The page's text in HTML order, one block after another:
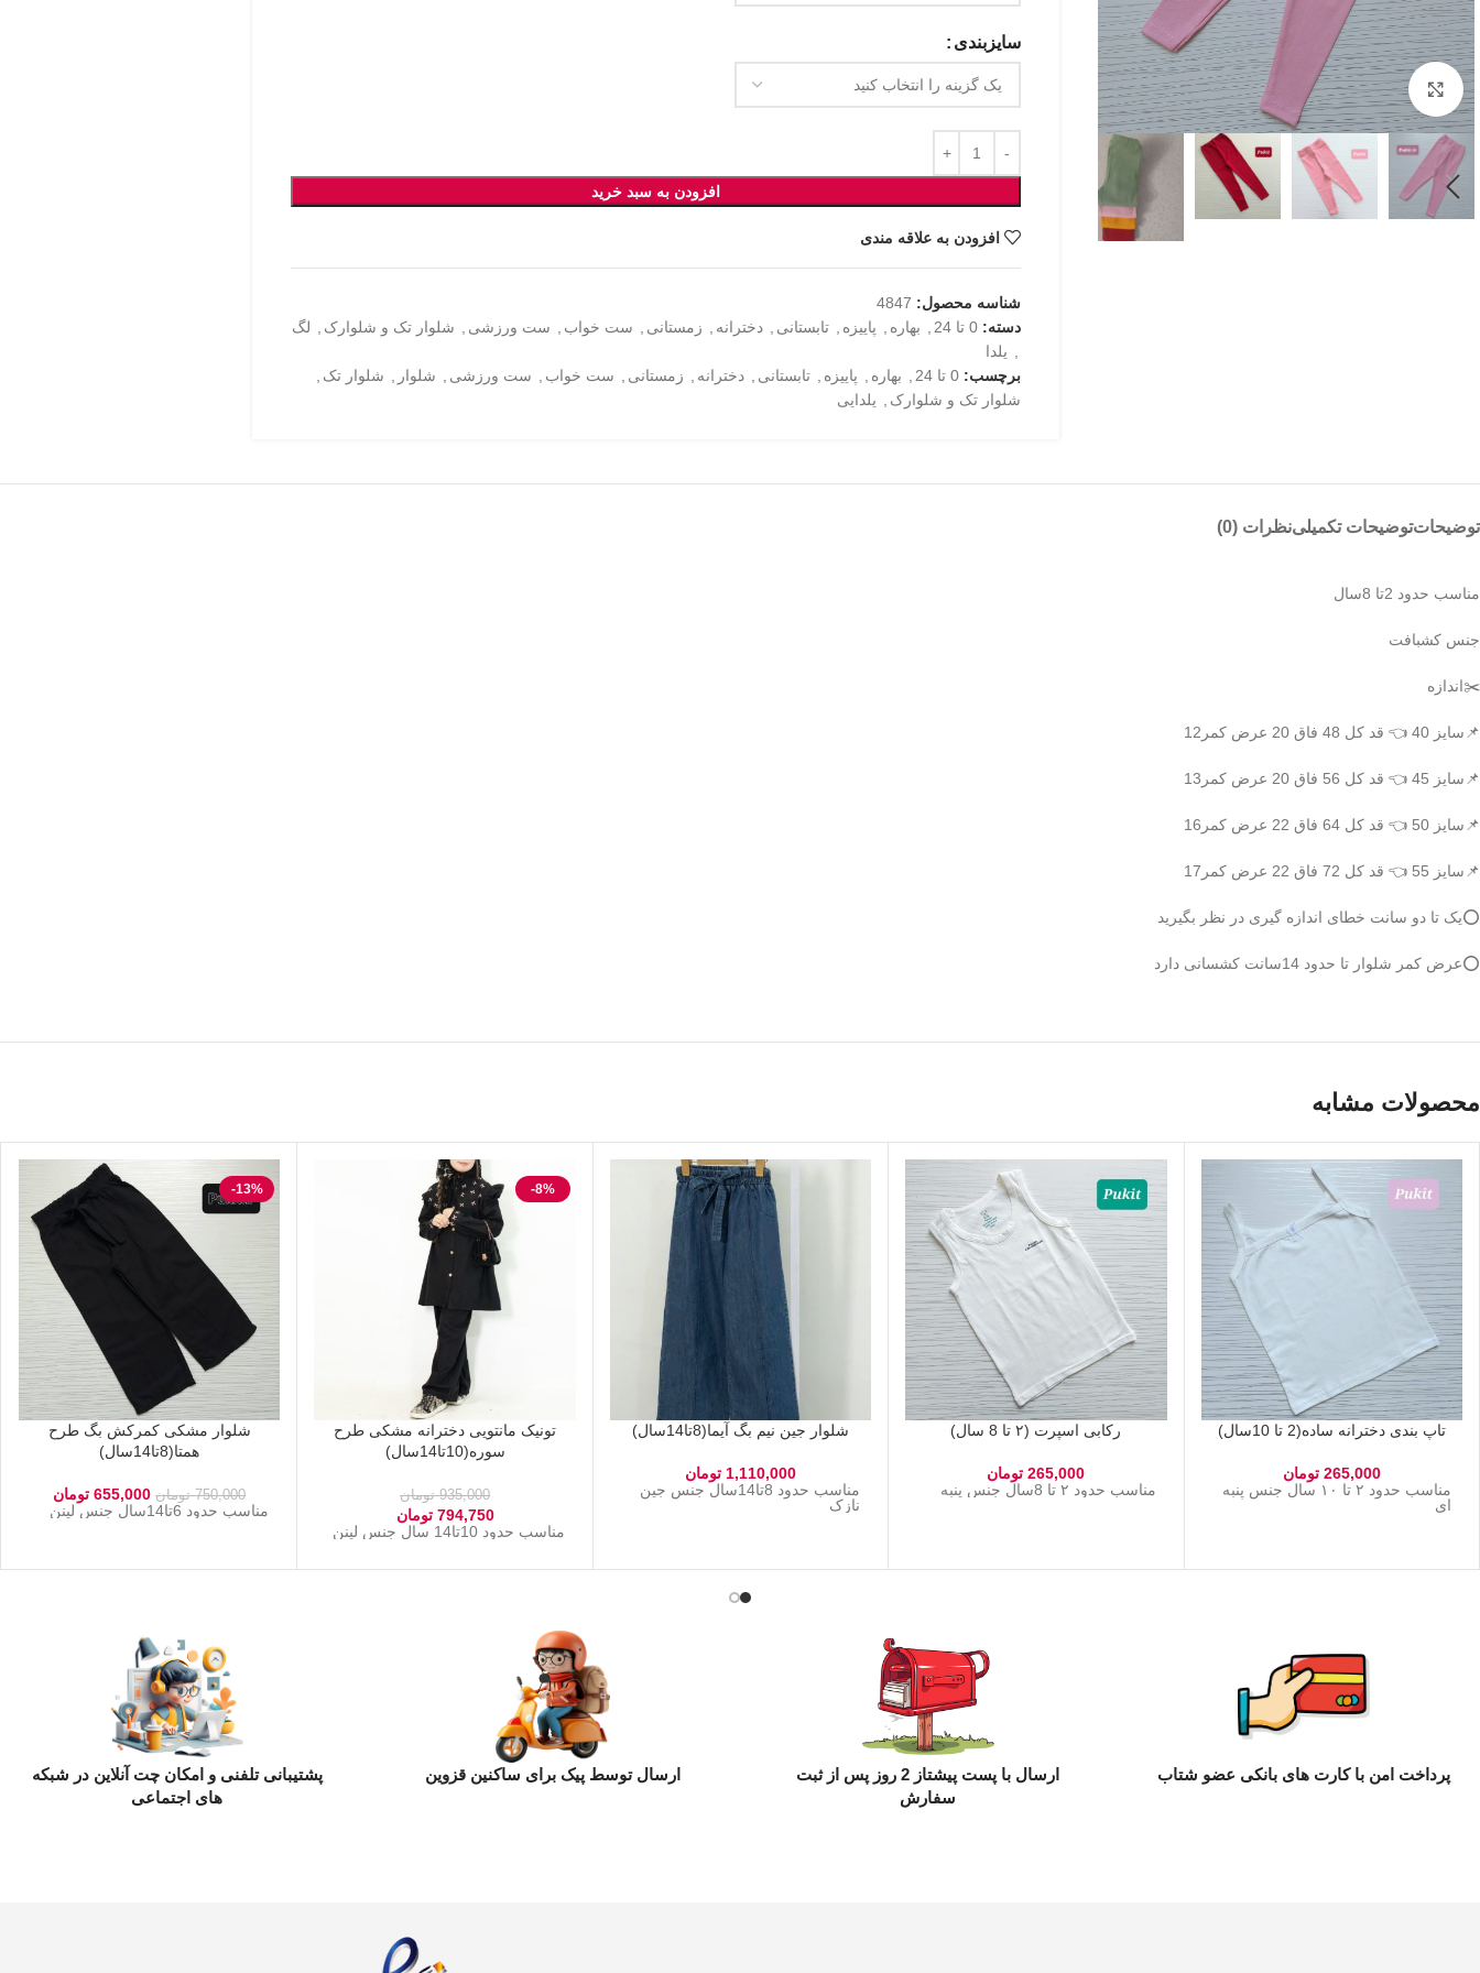
بزرگنمایی تصویر
سایزبندی
افزودن به سبد خرید
افزودن به علاقه مندی
شناسه محصول: 4847
دسته: 0 تا 24 بهاره پاییزه تابستانی دخترانه زمستانی ست خواب ست ورزشی شلوار تک و شلوارک
لگ
یلدا
برچسب: 0 تا 24 بهاره پاییزه تابستانی دخترانه زمستانی ست خواب ست ورزشی شلوار شلوار تک
شلوار تک و شلوارک
یلدایی
توضیحاتتوضیحات تکمیلینظرات (0)
مناسب حدود 2تا 8سال
جنس کشبافت
✂️اندازه
📌سایز 40 👈 قد کل 48 فاق 20 عرض کمر12
📌سایز 45 👈 قد کل 56 فاق 20 عرض کمر13
📌سایز 50 👈 قد کل 64 فاق 22 عرض کمر16
📌سایز 55 👈 قد کل 72 فاق 22 عرض کمر17
⭕️یک تا دو سانت خطای اندازه گیری در نظر بگیرید
⭕️عرض کمر شلوار تا حدود 14سانت کشسانی دارد
محصولات مشابه
تاپ بندی دخترانه ساده(2 تا 10سال)
265,000 تومان
مناسب حدود ۲ تا ۱۰ سال جنس پنبه
ای
رکابی اسپرت (۲ تا 8 سال)
265,000 تومان
مناسب حدود ۲ تا 8سال جنس پنبه
شلوار جین نیم بگ آیما(8تا14سال)
1,110,000 تومان
مناسب حدود 8تا14سال جنس جین
نازک
-8%
تونیک مانتویی دخترانه مشکی طرح
سوره(10تا14سال)
935,000 تومان
794,750 تومان
مناسب حدود 10تا14 سال جنس لینن
-13%
شلوار مشکی کمرکش بگ طرح
همتا(8تا14سال)
750,000 تومان 655,000 تومان
مناسب حدود 6تا14سال جنس لینن
پرداخت امن با کارت های بانکی عضو شتاب
ارسال با پست پیشتاز 2 روز پس از ثبت
سفارش
ارسال توسط پیک برای ساکنین قزوین
پشتیبانی تلفنی و امکان چت آنلاین در شبکه
های اجتماعی